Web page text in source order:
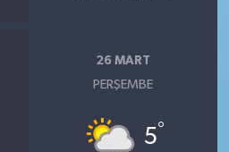
26 MART
PERŞEMBE
5°